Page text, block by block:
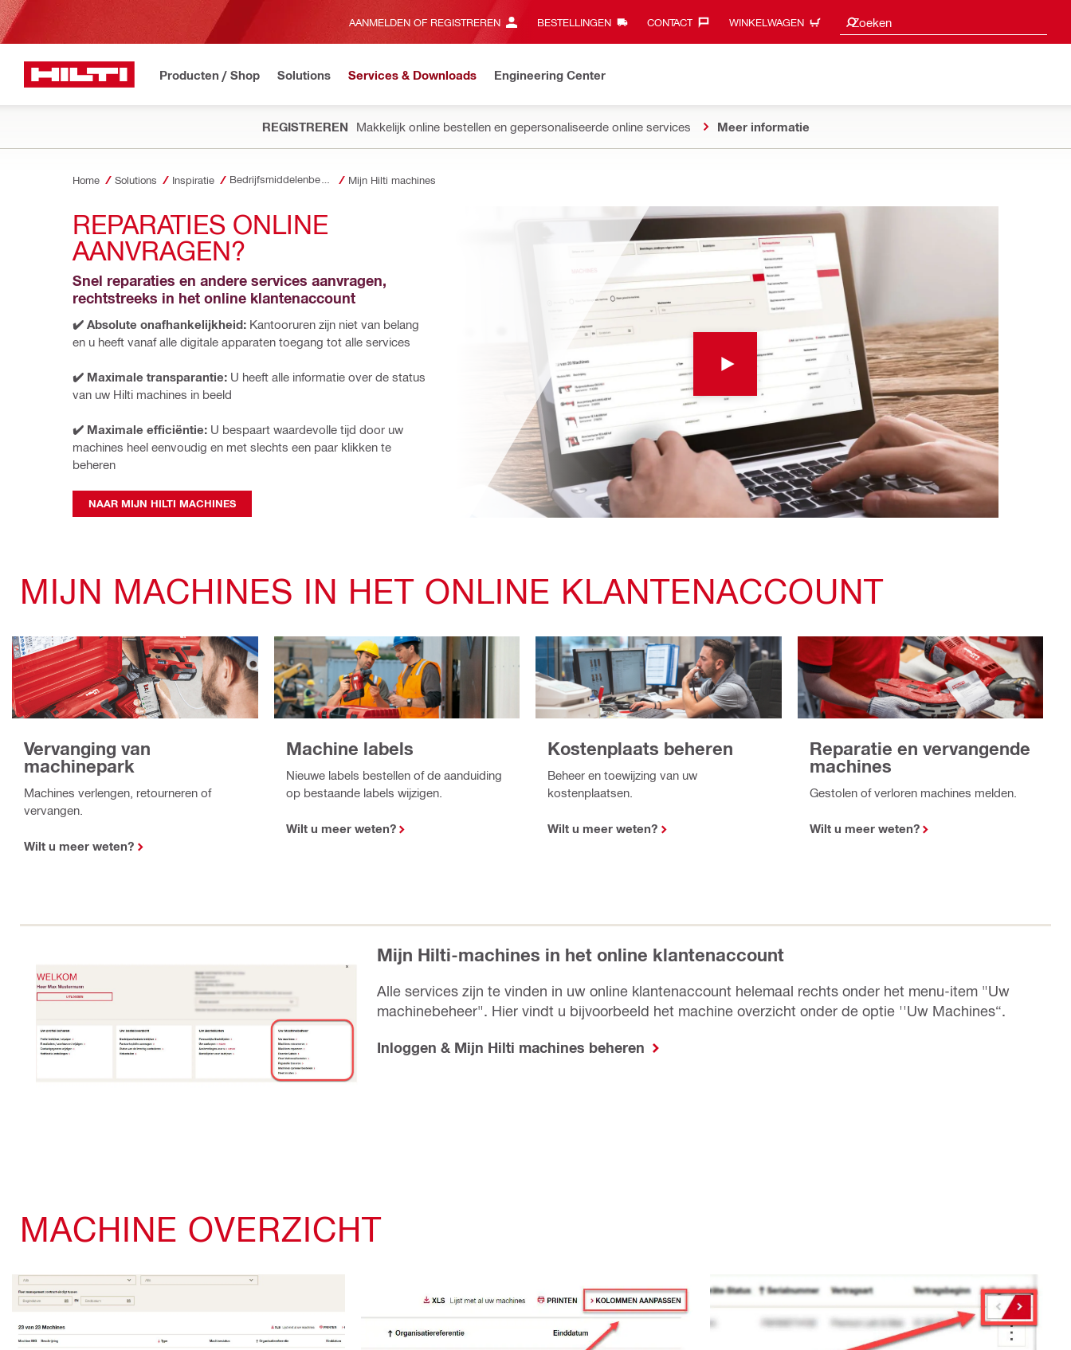
AANMELDEN OF REGISTREREN BESTELLINGEN CONTACT‎ WINKELWAGEN Zoeken
Zoeksuggesties
Producten / Shop Solutions Services & Downloads Engineering Center
REGISTREREN Makkelijk online bestellen en gepersonaliseerde online services Meer informatie
Home Solutions Inspiratie Mijn Hilti machines
REPARATIES ONLINE
AANVRAGEN?
Snel reparaties en andere services aanvragen,
rechtstreeks in het online klantenaccount
✔️ Absolute onafhankelijkheid: Kantooruren zijn niet van belang
en u heeft vanaf alle digitale apparaten toegang tot alle services
✔️ Maximale transparantie: U heeft alle informatie over de status
van uw Hilti machines in beeld
✔️ Maximale efficiëntie: U bespaart waardevolle tijd door uw
machines heel eenvoudig en met slechts een paar klikken te
beheren
NAAR MIJN HILTI MACHINES
MIJN MACHINES IN HET ONLINE KLANTENACCOUNT
Vervanging van
machinepark
Machines verlengen, retourneren of
vervangen.
Wilt u meer weten?
Machine labels
Nieuwe labels bestellen of de aanduiding
op bestaande labels wijzigen.
Wilt u meer weten?
Kostenplaats beheren
Beheer en toewijzing van uw
kostenplaatsen.
Wilt u meer weten?
Reparatie en vervangende
machines
Gestolen of verloren machines melden.
Wilt u meer weten?
Mijn Hilti-machines in het online klantenaccount
Alle services zijn te vinden in uw online klantenaccount helemaal rechts onder het menu-item "Uw
machinebeheer". Hier vindt u bijvoorbeeld het machine overzicht onder de optie ''Uw Machines“.
Inloggen & Mijn Hilti machines beheren
MACHINE OVERZICHT